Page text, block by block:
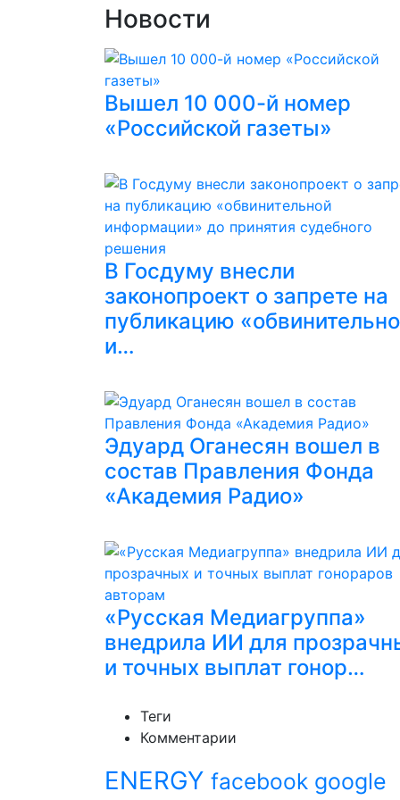
Новости
Вышел 10 000-й номер
«Российской газеты»
В Госдуму внесли
законопроект о запрете на
публикацию
и…
Эдуард Оганесян вошел в
состав Правления Фонда
«Академия Радио»
«Русская Медиагруппа»
внедрила ИИ для
и точных выплат гонор…
Теги
Комментарии
ENERGY facebook google